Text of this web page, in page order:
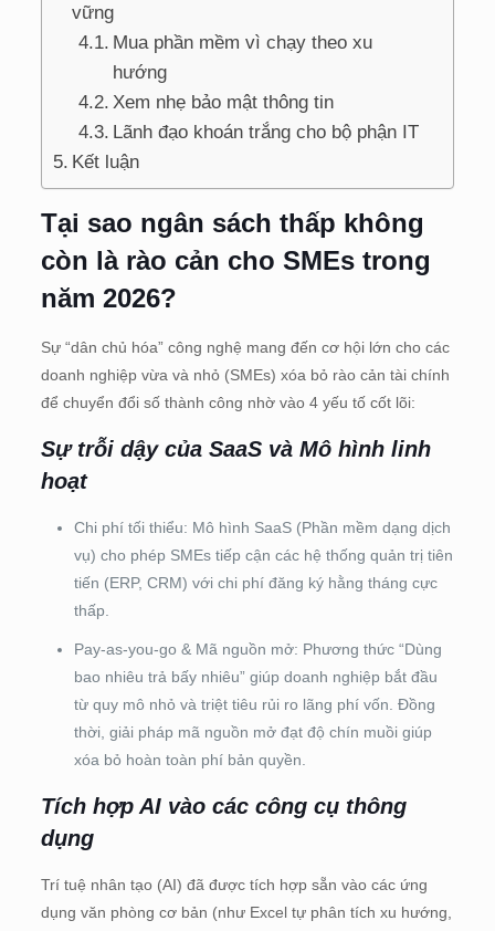
vững
Mua phần mềm vì chạy theo xu
hướng
Xem nhẹ bảo mật thông tin
Lãnh đạo khoán trắng cho bộ phận IT
Kết luận
Tại sao ngân sách thấp không
còn là rào cản cho SMEs trong
năm 2026?
Sự “dân chủ hóa” công nghệ mang đến cơ hội lớn cho các
doanh nghiệp vừa và nhỏ (SMEs) xóa bỏ rào cản tài chính
để chuyển đổi số thành công nhờ vào 4 yếu tố cốt lõi:
Sự trỗi dậy của SaaS và Mô hình linh
hoạt
Chi phí tối thiểu: Mô hình SaaS (Phần mềm dạng dịch
vụ) cho phép SMEs tiếp cận các hệ thống quản trị tiên
tiến (ERP, CRM) với chi phí đăng ký hằng tháng cực
thấp.
Pay-as-you-go & Mã nguồn mở: Phương thức “Dùng
bao nhiêu trả bấy nhiêu” giúp doanh nghiệp bắt đầu
từ quy mô nhỏ và triệt tiêu rủi ro lãng phí vốn. Đồng
thời, giải pháp mã nguồn mở đạt độ chín muồi giúp
xóa bỏ hoàn toàn phí bản quyền.
Tích hợp AI vào các công cụ thông
dụng
Trí tuệ nhân tạo (AI) đã được tích hợp sẵn vào các ứng
dụng văn phòng cơ bản (như Excel tự phân tích xu hướng,